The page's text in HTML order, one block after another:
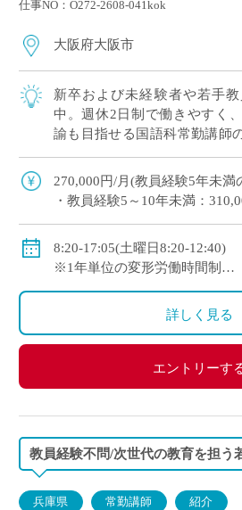
仕事NO：O272-2608-041kok
大阪府大阪市
新卒および未経験者や若手
中。週休2日制で働きやすく
諭も目指せる国語科常勤講師
迎。教育への意欲を重視し
[…]
270,000円/月(教員経験5年未満
・教員経験5～10年未満：
◇手当：各種有
◇賞与：有
8:20-17:05(土曜日8:20-12:40)
※1年単位の変形労働時間制
詳しく見る
エントリーす
教員経験不問/次世代の教育を担う
兵庫県 常勤講師 紹介